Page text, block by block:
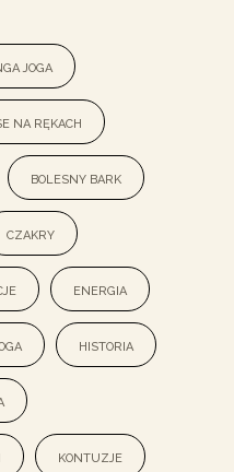
joga
na rękach
bolesny bark
czakry
energia
historia
kontuzje